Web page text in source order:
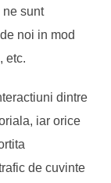
ne sunt
noi in mod
etc.
dintre
iar orice
de cuvinte